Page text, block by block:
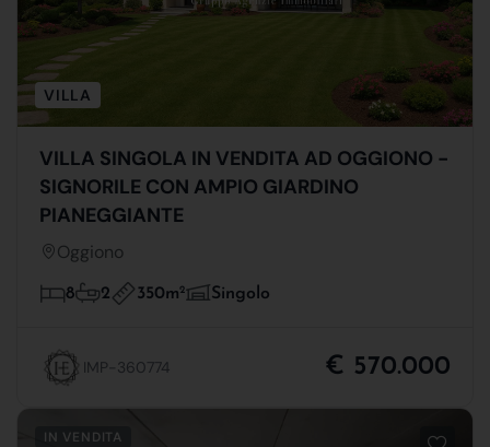
VILLA
VILLA SINGOLA IN VENDITA AD OGGIONO -
SIGNORILE CON AMPIO GIARDINO
PIANEGGIANTE
Oggiono
8 2 350m2 Singolo
IMP-360774 € 570.000
IN VENDITA